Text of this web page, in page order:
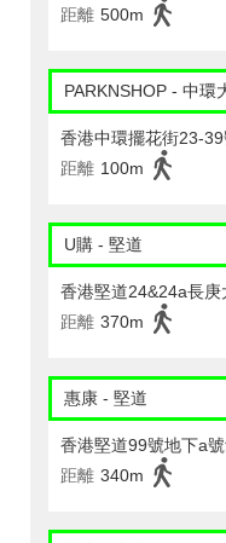
距離 500m
PARKNSHOP - 中環
香港中環擺花街23-
距離 100m
U購 - 堅道
香港堅道24&24a長庚
距離 370m
惠康 - 堅道
香港堅道99號地下a
距離 340m